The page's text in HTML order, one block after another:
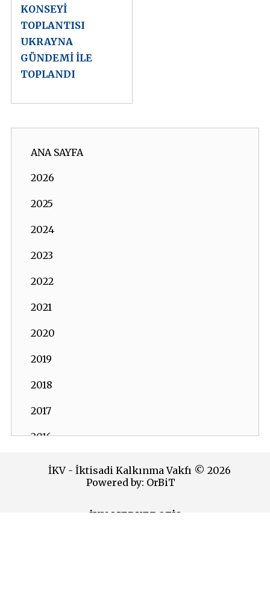
KONSEYİ
TOPLANTISI
UKRAYNA
GÜNDEMİ İLE
TOPLANDI
ANA SAYFA
2026
2025
2024
2023
2022
2021
2020
2019
2018
2017
2016
2015
İKV - İktisadi Kalkınma Vakfı © 2026
Powered by: OrBiT
İKV MERKEZ OFİS